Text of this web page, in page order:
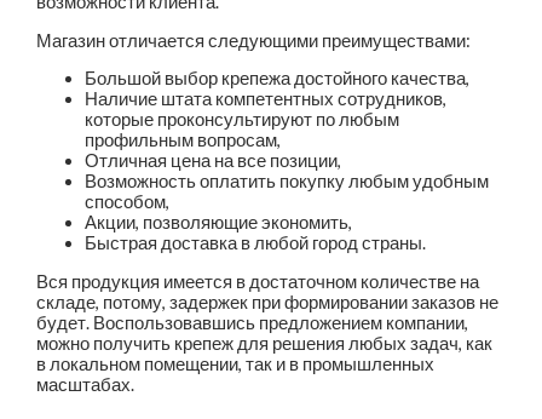
Магазин отличается следующими преимуществами:
Большой выбор крепежа достойного качества,
Наличие штата компетентных сотрудников,
которые проконсультируют по любым
профильным вопросам,
Отличная цена на все позиции,
Возможность оплатить покупку любым удобным
способом,
Акции, позволяющие экономить,
Быстрая доставка в любой город страны.
Вся продукция имеется в достаточном количестве на
складе, потому, задержек при формировании заказов не
будет. Воспользовавшись предложением компании,
можно получить крепеж для решения любых задач, как
в локальном помещении, так и в промышленных
масштабах.